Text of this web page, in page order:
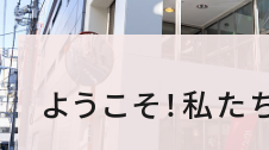
ようこそ！私